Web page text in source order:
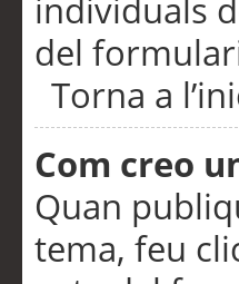
individuals
del
Torna a
Com creo
Quan
tema, feu